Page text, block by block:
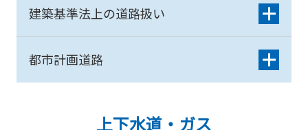
建築基準法上の道路扱い
都市計画道路
上下水道・ガス